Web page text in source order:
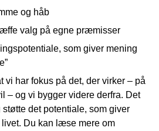
og håb
valg på egne præmisser
som giver mening
vi har fokus på det, der virker – på
– og vi bygger videre derfra. Det
det potentiale, som giver
Du kan læse mere om